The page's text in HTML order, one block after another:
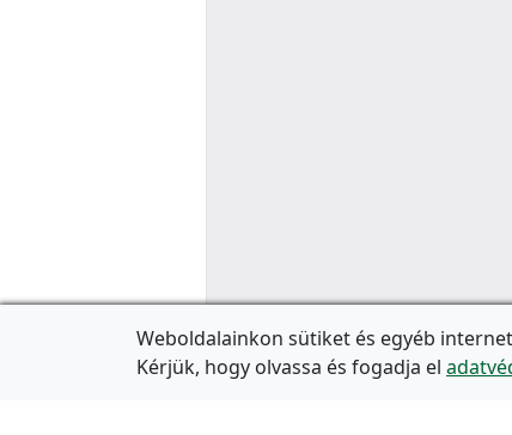
Weboldalainkon sütiket és egyéb
Kérjük, hogy olvassa és fogadja el